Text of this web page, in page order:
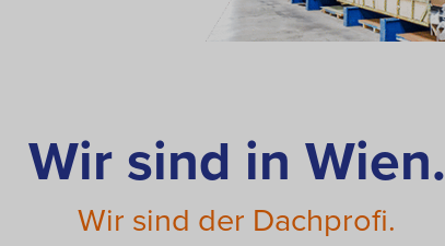
Wir sind in Wien.
Wir sind der Dachprofi.